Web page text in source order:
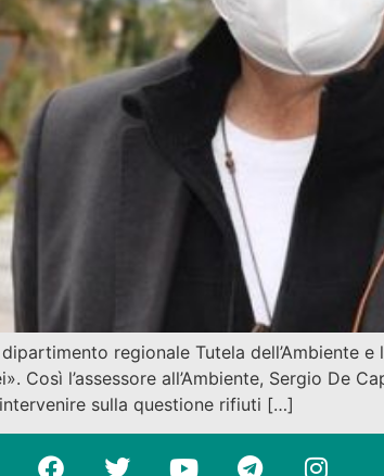
regionale Tutela dell’Ambiente
Così l’assessore all’Ambiente, Sergio De
sulla questione rifiuti […]